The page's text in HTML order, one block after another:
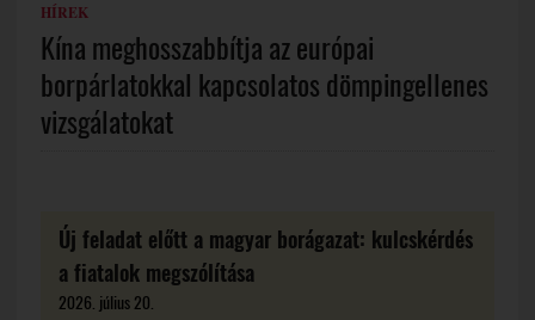
HÍREK
Kína meghosszabbítja az európai
borpárlatokkal kapcsolatos dömpingellenes
vizsgálatokat
Új feladat előtt a magyar borágazat: kulcskérdés
a fiatalok megszólítása
2026. július 20.